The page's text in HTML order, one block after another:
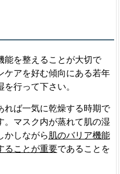
能を整えることが大切で
ケアを好む傾向にある若年
行って下さい。
れば一気に乾燥する時期で
。マスク内が蒸れて肌の湿
かしながら肌のバリア機能
ることが重要であることを